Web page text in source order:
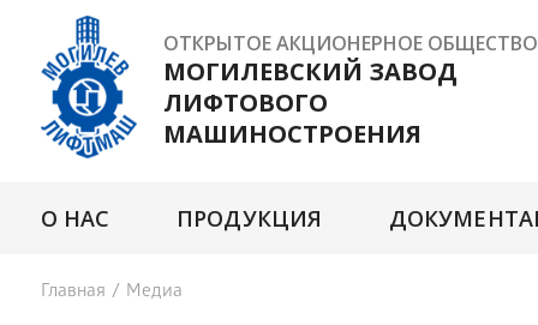
ОТКРЫТОЕ АКЦИОНЕРНОЕ ОБЩЕСТВО
МОГИЛЕВСКИЙ ЗАВОД
ЛИФТОВОГО
МАШИНОСТРОЕНИЯ
О НАС ПРОДУКЦИЯ
Главная / Медиа